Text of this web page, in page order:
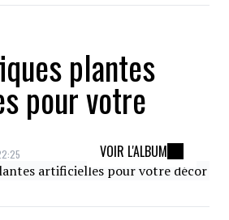
plantes
pour votre
VOIR L'ALBUM